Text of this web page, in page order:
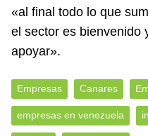
«al final todo lo que
el sector es bienvenido
apoyar».
Empresas Canares
empresas en venezuela